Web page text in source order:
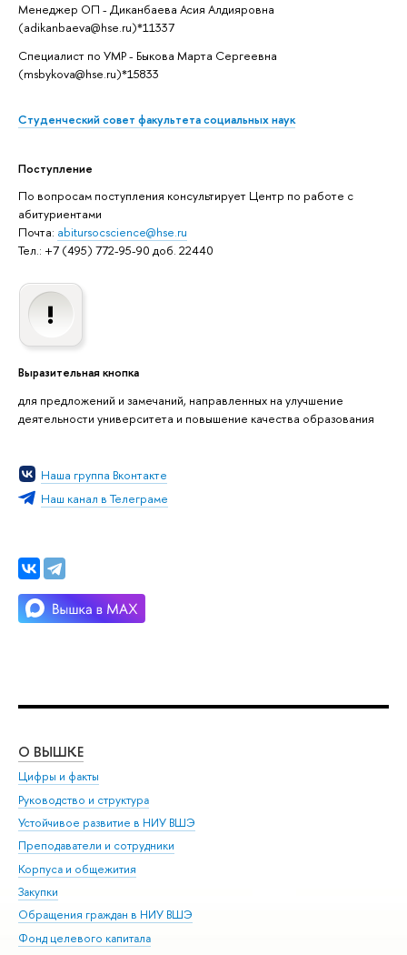
Менеджер ОП - Диканбаева Асия Алдияровна
(adikanbaeva@hse.ru)*11337
Специалист по УМР - Быкова Марта Сергеевна
(msbykova@hse.ru)*15833
Студенческий совет факультета социальных наук
Поступление
По вопросам поступления консультирует Центр по работе с
абитуриентами
Почта: abitursocscience@hse.ru
Тел.: +7 (495) 772-95-90 доб. 22440
Выразительная кнопка
для предложений и замечаний, направленных на улучшение
деятельности университета и повышение качества образования
Наша группа Вконтакте
Наш канал в Телеграме
О ВЫШКЕ
Цифры и факты
Руководство и структура
Устойчивое развитие в НИУ ВШЭ
Преподаватели и сотрудники
Корпуса и общежития
Закупки
Обращения граждан в НИУ ВШЭ
Фонд целевого капитала